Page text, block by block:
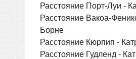
Расстояние Порт-Луи -
Расстояние Вакоа-
Борне
Расстояние Кюрпип -
Расстояние Гудленд -